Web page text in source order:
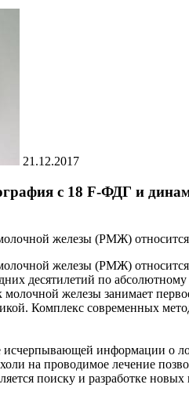
21.12.2017
с 18 F-ФДГ и
железы (РМЖ)
железы (РМЖ)
десятилетий по
железы занимает
Комплекс современных
информации о
на проводимое лечение
поиску и разработке